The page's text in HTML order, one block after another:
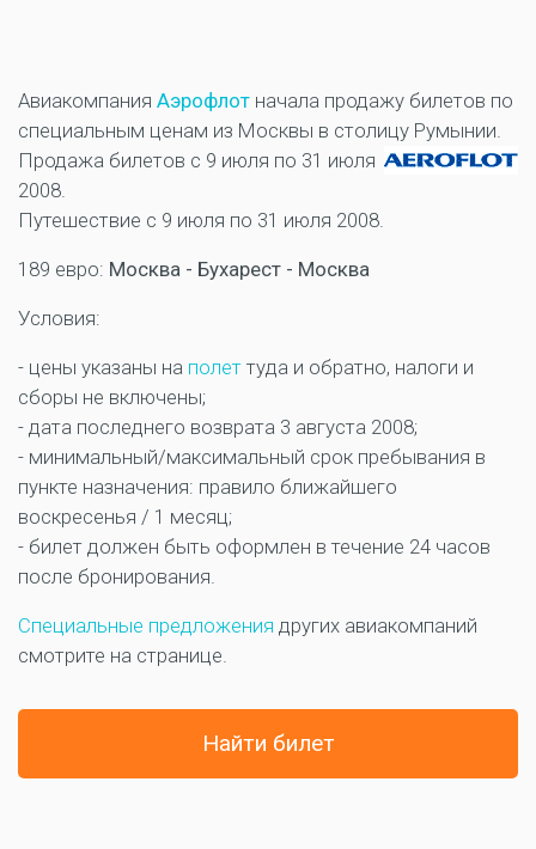
Авиакомпания Аэрофлот начала продажу билетов по
специальным ценам из Москвы в столицу Румынии.
Продажа билетов с 9 июля по 31 июля
2008.
Путешествие с 9 июля по 31 июля 2008.
189 евро: Москва - Бухарест - Москва
Условия:
- цены указаны на полет туда и обратно, налоги и
сборы не включены;
- дата последнего возврата 3 августа 2008;
- минимальный/максимальный срок пребывания в
пункте назначения: правило ближайшего
воскресенья / 1 месяц;
- билет должен быть оформлен в течение 24 часов
после бронирования.
Специальные предложения других авиакомпаний
смотрите на странице.
Найти билет